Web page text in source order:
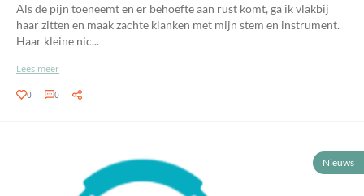
Als de pijn toeneemt en er behoefte aan rust komt, ga ik vlakbij
haar zitten en maak zachte klanken met mijn stem en instrument.
Haar kleine nic...
Lees meer
0 0
Nieuws